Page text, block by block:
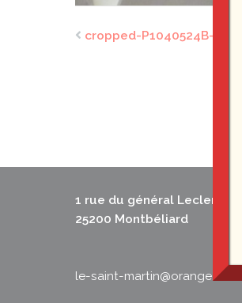
cropped-P1040524B-1.jpg
1 rue du général Leclerc
25200 Montbéliard
le-saint-martin@orange.fr